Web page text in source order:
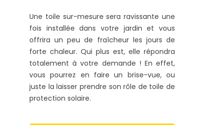
Une toile sur-mesure sera ravissante une
fois installée dans votre jardin et vous
offrira un peu de fraîcheur les jours de
forte chaleur. Qui plus est, elle répondra
totalement à votre demande ! En effet,
vous pourrez en faire un brise-vue, ou
juste la laisser prendre son rôle de toile de
protection solaire.